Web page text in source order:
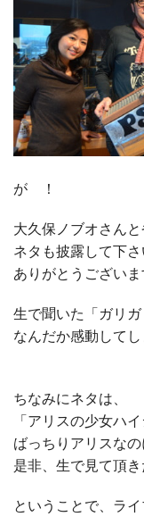
が ！
大久保ノブオさんと
ネタも披露して下さ
ありがとうございま
生で聞いた「ガリ
なんだか感動してし
ちなみにネタは、
「アリスの少女ハイ
ばっちりアリスな
是非、生で見て頂き
ということで、ラ